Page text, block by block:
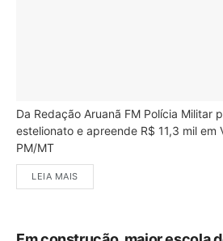
Da Redação Aruanã FM Polícia Militar
estelionato e apreende R$ 11,3 mil em
PM/MT
LEIA MAIS